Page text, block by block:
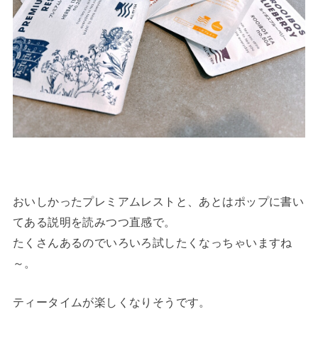
おいしかったプレミアムレストと、あとはポップに書い
てある説明を読みつつ直感で。
たくさんあるのでいろいろ試したくなっちゃいますね
～。
ティータイムが楽しくなりそうです。